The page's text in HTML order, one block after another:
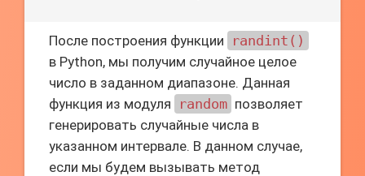
После построения функции
randint()
в Python, мы получим случайное целое
число в заданном диапазоне. Данная
функция из модуля
random позволяет
генерировать случайные числа в
указанном интервале. В данном случае,
если мы будем вызывать метод